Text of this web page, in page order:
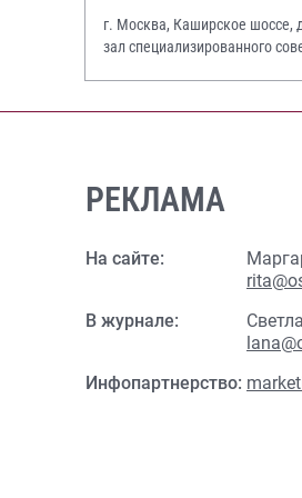
г. Москва, Каширское шоссе,
зал специализированного
РЕКЛАМА
На сайте:
В журнале:
Инфопартнерство: